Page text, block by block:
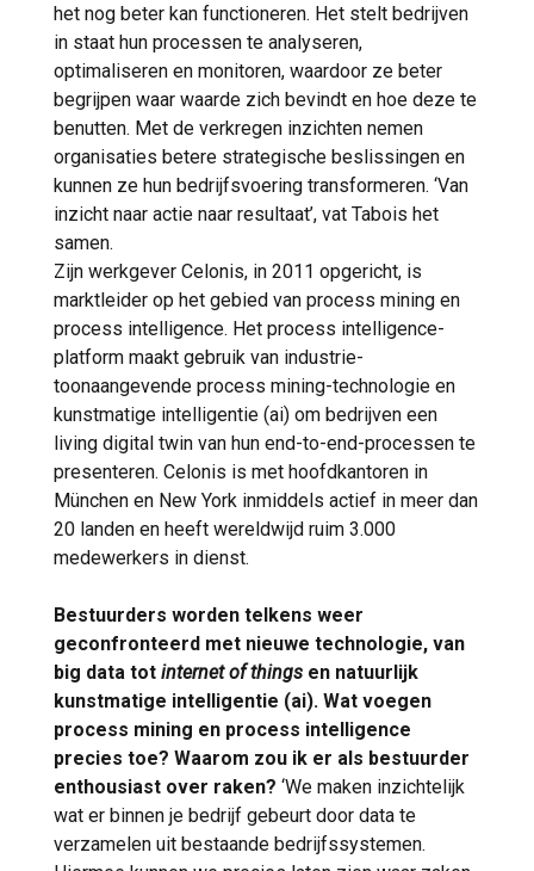
het nog beter kan functioneren. Het stelt bedrijven
in staat hun processen te analyseren,
optimaliseren en monitoren, waardoor ze beter
begrijpen waar waarde zich bevindt en hoe deze te
benutten. Met de verkregen inzichten nemen
organisaties betere strategische beslissingen en
kunnen ze hun bedrijfsvoering transformeren. ‘Van
inzicht naar actie naar resultaat’, vat Tabois het
samen.
Zijn werkgever Celonis, in 2011 opgericht, is
marktleider op het gebied van process mining en
process intelligence. Het process intelligence-
platform maakt gebruik van industrie-
toonaangevende process mining-technologie en
kunstmatige intelligentie (ai) om bedrijven een
living digital twin van hun end-to-end-processen te
presenteren. Celonis is met hoofdkantoren in
München en New York inmiddels actief in meer dan
20 landen en heeft wereldwijd ruim 3.000
medewerkers in dienst.
Bestuurders worden telkens weer
geconfronteerd met nieuwe technologie, van
big data tot internet of things en natuurlijk
kunstmatige intelligentie (ai). Wat voegen
process mining en process intelligence
precies toe? Waarom zou ik er als bestuurder
enthousiast over raken? ‘We maken inzichtelijk
wat er binnen je bedrijf gebeurt door data te
verzamelen uit bestaande bedrijfssystemen.